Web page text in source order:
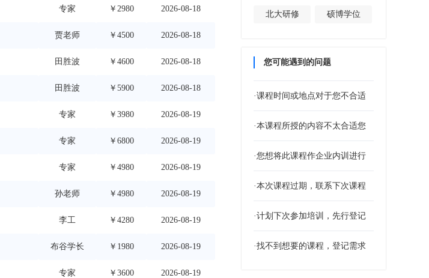
专家 ￥2980 2026-08-18
贾老师 ￥4500 2026-08-18
田胜波 ￥4600 2026-08-18
田胜波 ￥5900 2026-08-18
专家 ￥3980 2026-08-19
专家 ￥6800 2026-08-19
专家 ￥4980 2026-08-19
孙老师 ￥4980 2026-08-19
李工 ￥4280 2026-08-19
布谷学长 ￥1980 2026-08-19
专家 ￥3600 2026-08-19
北大研修 硕博学位
您可能遇到的问题
·课程时间或地点对于您不合适
·本课程所授的内容不太合适您
·您想将此课程作企业内训进行
·本次课程过期，联系下次课程
·计划下次参加培训，先行登记
·找不到想要的课程，登记需求